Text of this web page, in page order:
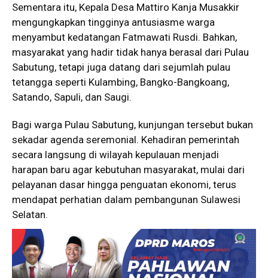
Sementara itu, Kepala Desa Mattiro Kanja Musakkir
mengungkapkan tingginya antusiasme warga
menyambut kedatangan Fatmawati Rusdi. Bahkan,
masyarakat yang hadir tidak hanya berasal dari Pulau
Sabutung, tetapi juga datang dari sejumlah pulau
tetangga seperti Kulambing, Bangko-Bangkoang,
Satando, Sapuli, dan Saugi.
Bagi warga Pulau Sabutung, kunjungan tersebut bukan
sekadar agenda seremonial. Kehadiran pemerintah
secara langsung di wilayah kepulauan menjadi
harapan baru agar kebutuhan masyarakat, mulai dari
pelayanan dasar hingga penguatan ekonomi, terus
mendapat perhatian dalam pembangunan Sulawesi
Selatan.